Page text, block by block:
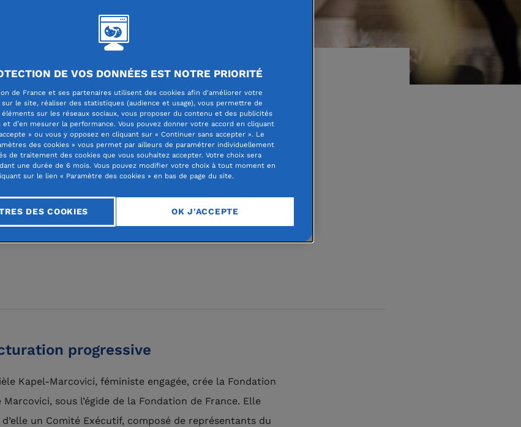
fondations abritées
sur 10 ans d’action
faveur des femmes
progressive
Kapel-Marcovici, féministe engagée, crée la Fondation
Marcovici, sous l’égide de la Fondation de France. Elle
un Comité Exécutif, composé de représentants du
DE VOS DONNÉES EST NOTRE PRIORITÉ
de France et ses partenaires utilisent des cookies afin d'améliorer votre
sur le site, réaliser des statistiques (audience et usage), vous permettre de
éléments sur les réseaux sociaux, vous proposer du contenu et des publicités
et d’en mesurer la performance. Vous pouvez donner votre accord en cliquant
» ou vous y opposez en cliquant sur « Continuer sans accepter ». Le
des cookies » vous permet par ailleurs de paramétrer individuellement
de traitement des cookies que vous souhaitez accepter. Votre choix sera
une durée de 6 mois. Vous pouvez modifier votre choix à tout moment en
sur le lien « Paramètre des cookies » en bas de page du site.
DES COOKIES OK J'ACCEPTE